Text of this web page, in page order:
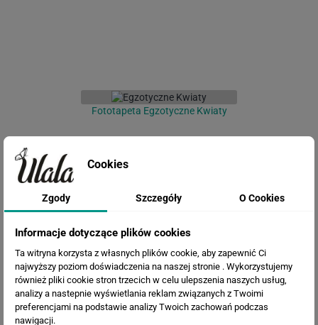
Fototapeta Egzotyczne Kwiaty
Fototapeta Kwiaty 3D
Cookies
Zgody Szczegóły O Cookies
Informacje dotyczące plików cookies
Ta witryna korzysta z własnych plików cookie, aby zapewnić Ci
najwyższy poziom doświadczenia na naszej stronie . Wykorzystujemy
również pliki cookie stron trzecich w celu ulepszenia naszych usług,
analizy a nastepnie wyświetlania reklam związanych z Twoimi
preferencjami na podstawie analizy Twoich zachowań podczas
nawigacji.